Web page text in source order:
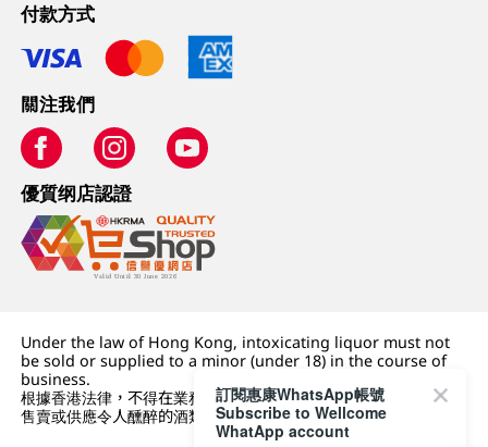
付款方式
關注我們
優質纲店認證
Under the law of Hong Kong, intoxicating liquor must not
be sold or supplied to a minor (under 18) in the course of
business.
根據香港法律，不得在業務過程中，向未成年人 (18 歲以下人士)
售賣或供應令人醺醉的酒類。
訂閱惠康WhatsApp帳號
Subscribe to Wellcome
WhatApp account